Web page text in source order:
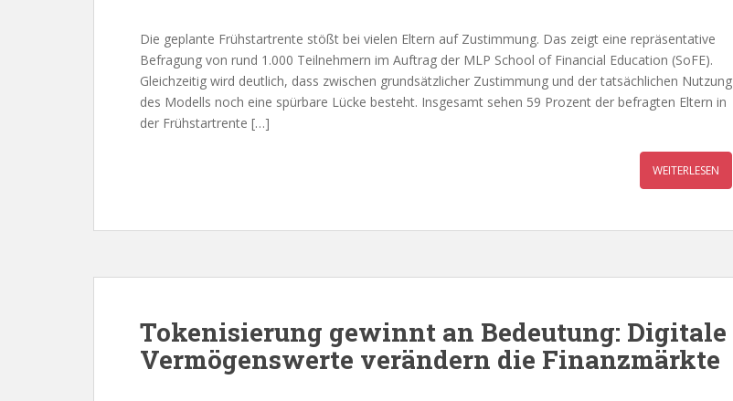
Die geplante Frühstartrente stößt bei vielen Eltern auf Zustimmung. Das zeigt eine repräsentative
Befragung von rund 1.000 Teilnehmern im Auftrag der MLP School of Financial Education (SoFE).
Gleichzeitig wird deutlich, dass zwischen grundsätzlicher Zustimmung und der tatsächlichen Nutzung
des Modells noch eine spürbare Lücke besteht. Insgesamt sehen 59 Prozent der befragten Eltern in
der Frühstartrente […]
WEITERLESEN
Tokenisierung gewinnt an Bedeutung: Digitale
Vermögenswerte verändern die Finanzmärkte